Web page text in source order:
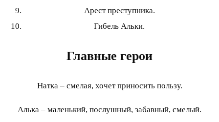
Арест преступника.
Гибель Альки.
Главные герои
Натка – смелая, хочет приносить пользу.
Алька – маленький, послушный, забавный, смелый.